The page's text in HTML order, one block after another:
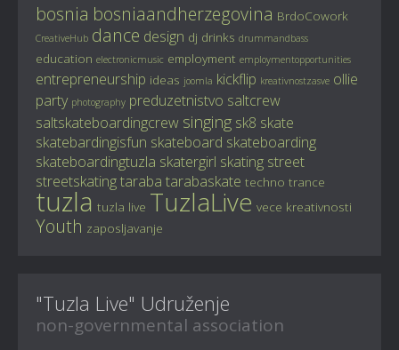
bosnia bosniaandherzegovina BrdoCowork
CreativeHub dance design dj drinks drummandbass
education electronicmusic employment employmentopportunities
entrepreneurship ideas joomla kickflip kreativnostzasve ollie
party photography preduzetnistvo saltcrew
saltskateboardingcrew singing sk8 skate
skatebardingisfun skateboard skateboarding
skateboardingtuzla skatergirl skating street
streetskatingtaraba tarabaskate techno trance
tuzla tuzla live TuzlaLive vece kreativnosti
Youth zaposljavanje
"Tuzla Live" Udruženje
non-governmental association